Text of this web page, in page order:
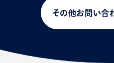
その他お問い合